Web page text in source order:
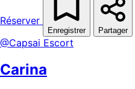
Réserver
Enregistrer Partager
@Capsai Escort
Carina